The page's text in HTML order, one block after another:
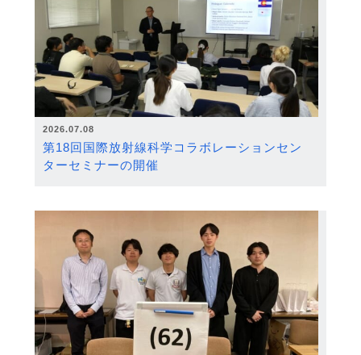
2026.07.08
第18回国際放射線科学コラボレーションセン
ターセミナーの開催